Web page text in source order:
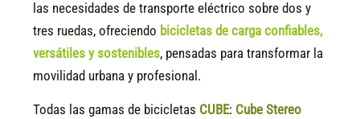
las necesidades de transporte eléctrico sobre dos y
tres ruedas, ofreciendo bicicletas de carga confiables,
versátiles y sostenibles, pensadas para transformar la
movilidad urbana y profesional.
Todas las gamas de bicicletas CUBE: Cube Stereo